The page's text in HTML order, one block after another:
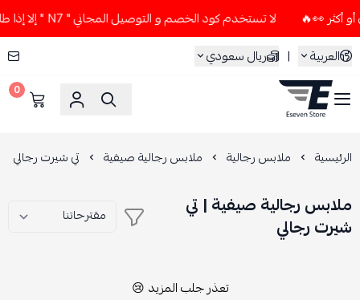
لا تستخدم كود الخصم و التوصيل المجاني " N7 " إلا إذا طلبت قطعتين أو أكثر 👀🔥
العربية
| ريال سعودي
ESEVEN STORE
0
الرئيسية ملابس رجالية ملابس رجالية صيفية تي شيرت رجالي
ملابس رجالية صيفية | تي
شيرت رجالي
تعذر جلب المزيد 😢